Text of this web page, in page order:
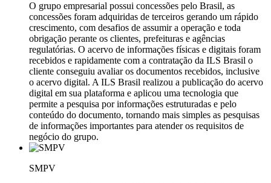
O grupo empresarial possui concessões pelo Brasil, as
concessões foram adquiridas de terceiros gerando um rápido
crescimento, com desafios de assumir a operação e toda
obrigação perante os clientes, prefeituras e agências
regulatórias. O acervo de informações físicas e digitais foram
recebidos e rapidamente com a contratação da ILS Brasil o
cliente conseguiu avaliar os documentos recebidos, inclusive
o acervo digital. A ILS Brasil realizou a publicação do acervo
digital em sua plataforma e aplicou uma tecnologia que
permite a pesquisa por informações estruturadas e pelo
conteúdo do documento, tornando mais simples as pesquisas
de informações importantes para atender os requisitos de
negócio do grupo.
SMPV